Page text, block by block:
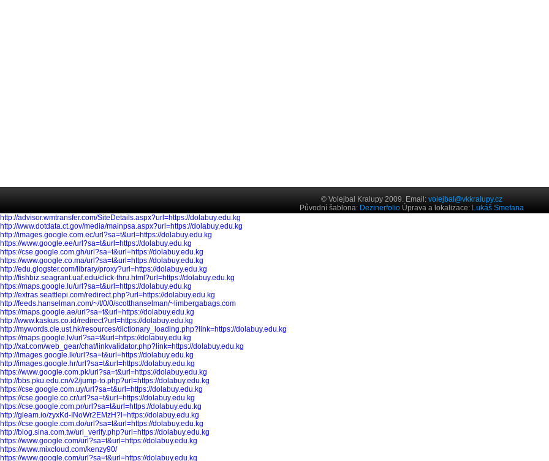
© Volejbal Kralupy 2009. Email: volejbal@vkkralupy.cz
Původní šablona: Dezinerfolio Úprava a lokalizace: Lukáš Smetana
http://advisor.wmtransfer.com/SiteDetails.aspx?url=https://dolabuy.edu.kg
http://www.dotdata.ct.gov/media/mainpsa.aspx?url=https://dolabuy.edu.kg
http://images.google.com.ec/url?sa=t&url=https://dolabuy.edu.kg
https://www.google.ee/url?sa=t&url=https://dolabuy.edu.kg
https://cse.google.com.gh/url?sa=t&url=https://dolabuy.edu.kg
https://www.google.co.ma/url?sa=t&url=https://dolabuy.edu.kg
http://edu.glogster.com/library/proxy?url=https://dolabuy.edu.kg
http://fishbiz.seagrant.uaf.edu/click-thru.html?url=https://dolabuy.edu.kg
https://maps.google.lu/url?sa=t&url=https://dolabuy.edu.kg
http://extras.seattlepi.com/redirect.php?url=https://dolabuy.edu.kg
http://feeds.hanselman.com/~/t/0/0/scotthanselman/~limbergabags.com
https://maps.google.ae/url?sa=t&url=https://dolabuy.edu.kg
http://www.kaskus.co.id/redirect?url=https://dolabuy.edu.kg
http://mywords.cle.ust.hk/resources/dictionary_loading.php?link=https://dolabuy.edu.kg
https://maps.google.lv/url?sa=t&url=https://dolabuy.edu.kg
http://xat.com/web_gear/chat/linkvalidator.php?link=https://dolabuy.edu.kg
http://images.google.lk/url?sa=t&url=https://dolabuy.edu.kg
http://images.google.hr/url?sa=t&url=https://dolabuy.edu.kg
https://www.google.com.pk/url?sa=t&url=https://dolabuy.edu.kg
http://bbs.pku.edu.cn/v2/jump-to.php?url=https://dolabuy.edu.kg
https://cse.google.com.uy/url?sa=t&url=https://dolabuy.edu.kg
https://cse.google.co.cr/url?sa=t&url=https://dolabuy.edu.kg
https://cse.google.com.pr/url?sa=t&url=https://dolabuy.edu.kg
http://gleam.io/zyxKd-INoWr2EMzH?l=https://dolabuy.edu.kg
https://cse.google.com.do/url?sa=t&url=https://dolabuy.edu.kg
http://blog.sina.com.tw/url_verify.php?url=https://dolabuy.edu.kg
https://www.google.com/url?sa=t&url=https://dolabuy.edu.kg
https://www.mixcloud.com/kenzy90/
https://www.google.com/url?sa=t&url=https://dolabuy.edu.kg